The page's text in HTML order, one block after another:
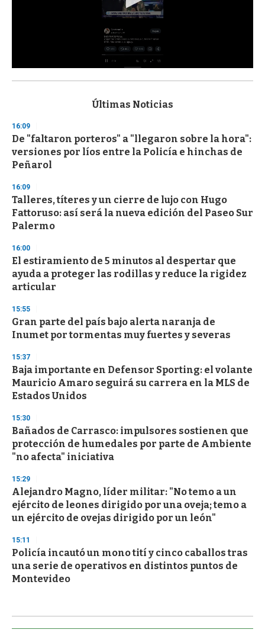
s
d
s
o
f
3
s
e
c
o
n
Últimas Noticias
16:09
De "faltaron porteros" a "llegaron sobre la hora":
versiones por líos entre la Policía e hinchas de
Peñarol
16:09
Talleres, títeres y un cierre de lujo con Hugo
Fattoruso: así será la nueva edición del Paseo Sur
Palermo
16:00
El estiramiento de 5 minutos al despertar que
ayuda a proteger las rodillas y reduce la rigidez
articular
15:55
Gran parte del país bajo alerta naranja de
Inumet por tormentas muy fuertes y severas
15:37
Baja importante en Defensor Sporting: el volante
Mauricio Amaro seguirá su carrera en la MLS de
Estados Unidos
15:30
Bañados de Carrasco: impulsores sostienen que
protección de humedales por parte de Ambiente
"no afecta" iniciativa
15:29
Alejandro Magno, líder militar: "No temo a un
ejército de leones dirigido por una oveja; temo a
un ejército de ovejas dirigido por un león"
15:11
Policía incautó un mono tití y cinco caballos tras
una serie de operativos en distintos puntos de
Montevideo